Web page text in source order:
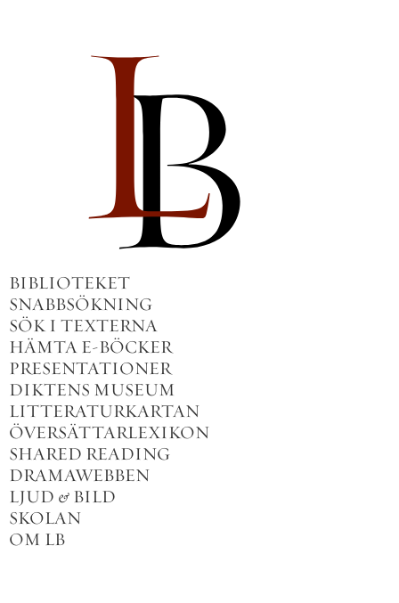
BIBLIOTEKET
SNABBSÖKNING
SÖK I TEXTERNA
HÄMTA E-BÖCKER
PRESENTATIONER
DIKTENS MUSEUM
LITTERATURKARTAN
ÖVERSÄTTARLEXIKON
SHARED READING
DRAMAWEBBEN
LJUD & BILD
SKOLAN
OM LB